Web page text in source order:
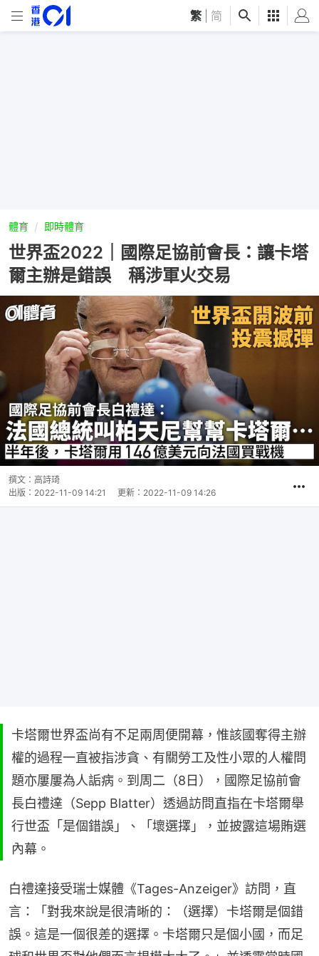
繁 简
體育 即時體育
世界盃2022｜國際足協前會長：讓卡塔
爾主辦是錯誤 稱涉軍火交易
撰文： 高詩琦
出版： 2022-11-09 14:21 更新： 2022-11-09 14:26
卡塔爾世界盃尚有不足兩周便開幕，惟該國奪得主辦
權的過程一直被指涉貪、有關勞工及性小眾的人權問
題亦屢屢為人詬病。到周二（8日），國際足協前會
長白禮達（Sepp Blatter）透過訪問直指在卡塔爾舉
行世盃「是個錯誤」、「壞選擇」，並披露這場賄選
內幕。
白禮達接受瑞士媒體《Tages-Anzeiger》訪問，直
言：「對我來說是很清晰的：（選擇）卡塔爾是個錯
誤。這是一個很差的選擇。卡塔爾只是個小國，而足